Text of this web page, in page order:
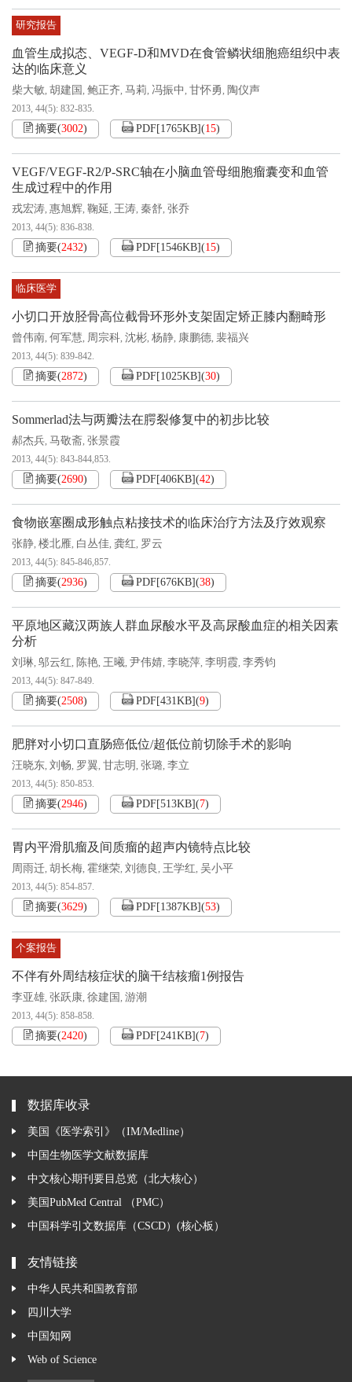
研究报告
血管生成拟态、VEGF-D和MVD在食管鳞状细胞癌组织中表
达的临床意义
柴大敏, 胡建国 , 鲍正齐, 马莉, 冯振中, 甘怀勇, 陶仪声
2013, 44(5): 832-835.
摘要(3002) PDF[1765KB](15)
VEGF/VEGF-R2/P-SRC轴在小脑血管母细胞瘤囊变和血管
生成过程中的作用
戎宏涛, 惠旭辉, 鞠延, 王涛, 秦舒, 张乔
2013, 44(5): 836-838.
摘要(2432) PDF[1546KB](15)
临床医学
小切口开放胫骨高位截骨环形外支架固定矫正膝内翻畸形
曾伟南, 何军慧, 周宗科, 沈彬, 杨静, 康鹏德, 裴福兴
2013, 44(5): 839-842.
摘要(2872) PDF[1025KB](30)
Sommerlad法与两瓣法在腭裂修复中的初步比较
郝杰兵, 马敬斋, 张景霞
2013, 44(5): 843-844,853.
摘要(2690) PDF[406KB](42)
食物嵌塞圈成形触点粘接技术的临床治疗方法及疗效观察
张静, 楼北雁, 白丛佳, 龚红, 罗云
2013, 44(5): 845-846,857.
摘要(2936) PDF[676KB](38)
平原地区藏汉两族人群血尿酸水平及高尿酸血症的相关因素
分析
刘琳, 邬云红, 陈艳, 王曦, 尹伟婧, 李晓萍, 李明霞, 李秀钧
2013, 44(5): 847-849.
摘要(2508) PDF[431KB](9)
肥胖对小切口直肠癌低位/超低位前切除手术的影响
汪晓东, 刘畅, 罗翼, 甘志明, 张璐, 李立
2013, 44(5): 850-853.
摘要(2946) PDF[513KB](7)
胃内平滑肌瘤及间质瘤的超声内镜特点比较
周雨迁, 胡长梅, 霍继荣, 刘德良, 王学红, 吴小平
2013, 44(5): 854-857.
摘要(3629) PDF[1387KB](53)
个案报告
不伴有外周结核症状的脑干结核瘤1例报告
李亚雄, 张跃康, 徐建国 , 游潮
2013, 44(5): 858-858.
摘要(2420) PDF[241KB](7)
数据库收录
美国《医学索引》（IM/Medline）
中国生物医学文献数据库
中文核心期刊要目总览（北大核心）
美国PubMed Central （PMC）
中国科学引文数据库（CSCD）(核心板）
友情链接
中华人民共和国教育部
四川大学
中国知网
Web of Science